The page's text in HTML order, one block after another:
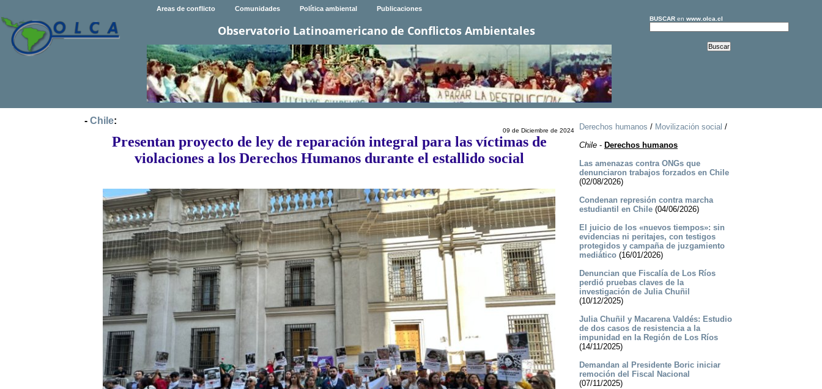
Areas de conflicto Comunidades Política ambiental Publicaciones
Observatorio Latinoamericano de Conflictos Ambientales
BUSCARen www.olca.cl
- Chile:
09 de Diciembre de 2024
Presentan proyecto de ley de reparación integral para las víctimas de
violaciones a los Derechos Humanos durante el estallido social
Derechos humanos / Movilización social /
Chile- Derechos humanos
Las amenazas contra ONGs que
denunciaron trabajos forzados en Chile
(02/08/2026)
Condenan represión contra marcha
estudiantil en Chile(04/06/2026)
El juicio de los «nuevos tiempos»: sin
evidencias ni peritajes, con testigos
protegidos y campaña de juzgamiento
mediático(16/01/2026)
Denuncian que Fiscalía de Los Ríos
perdió pruebas claves de la
investigación de Julia Chuñil
(10/12/2025)
Julia Chuñil y Macarena Valdés: Estudio
de dos casos de resistencia a la
impunidad en la Región de Los Ríos
(14/11/2025)
Demandan al Presidente Boric iniciar
remoción del Fiscal Nacional
(07/11/2025)